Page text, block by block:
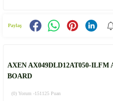
Paylaş
AXEN AX049DLD12AT050-ILFM
BOARD
(0) Yorum -151125 Puan